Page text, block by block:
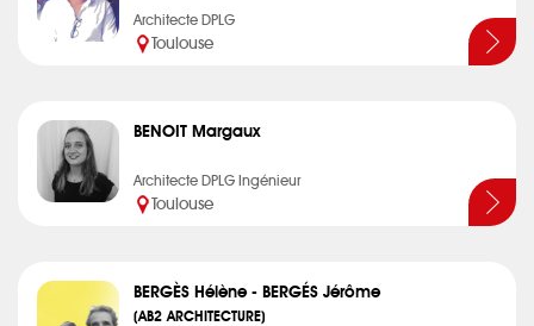
Architecte DPLG
Toulouse
BENOIT Margaux
Architecte DPLG Ingénieur
Toulouse
BERGÈS Hélène - BERGÉS Jérôme
(AB2 ARCHITECTURE)